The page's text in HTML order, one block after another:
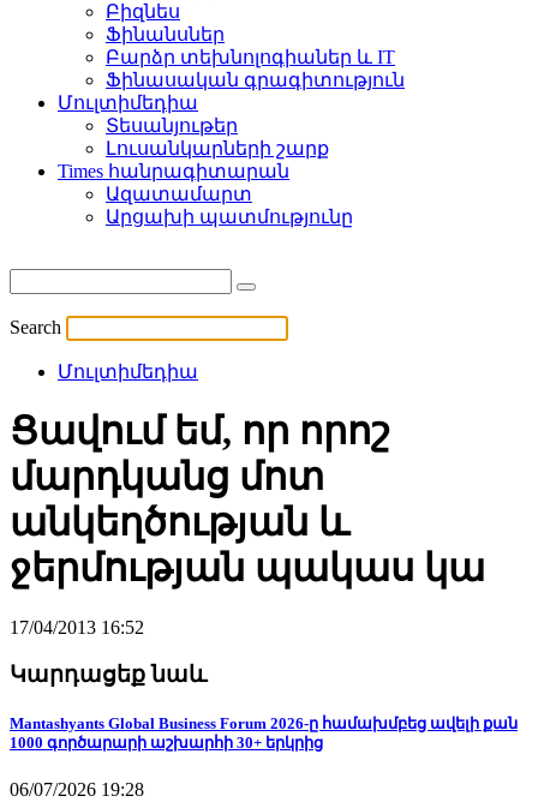
Բիզնես
Ֆինանսներ
Բարձր տեխնոլոգիաներ և IT
Ֆինասական գրագիտություն
Մուլտիմեդիա
Տեսանյութեր
Լուսանկարների շարք
Times հանրագիտարան
Ազատամարտ
Արցախի պատմությունը
Search
Մուլտիմեդիա
Ցավում եմ, որ որոշ
մարդկանց մոտ
անկեղծության և
ջերմության պակաս կա
17/04/2013 16:52
Կարդացեք նաև
Mantashyants Global Business Forum 2026-ը համախմբեց ավելի քան
1000 գործարարի աշխարհի 30+ երկրից
06/07/2026 19:28